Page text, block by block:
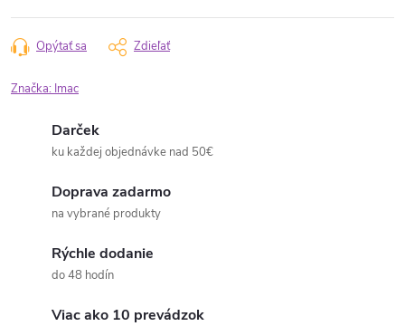
Opýtať sa Zdieľať
Značka: Imac
Darček
ku každej objednávke nad 50€
Doprava zadarmo
na vybrané produkty
Rýchle dodanie
do 48 hodín
Viac ako 10 prevádzok